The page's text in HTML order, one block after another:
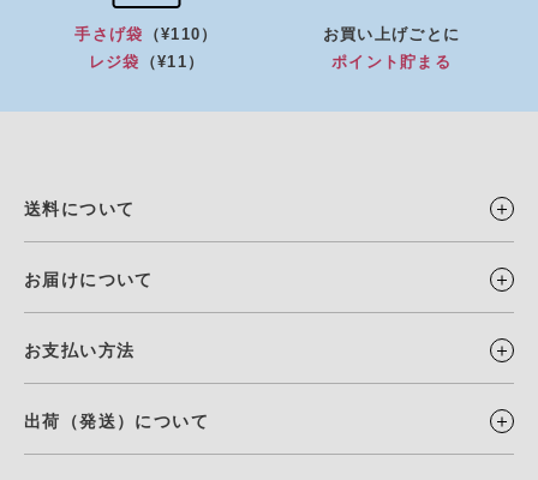
手さげ袋
（¥110）
レジ袋
（¥11）
お買い上げごとに
ポイント貯まる
送料について
お届けについて
お支払い方法
出荷（発送）について